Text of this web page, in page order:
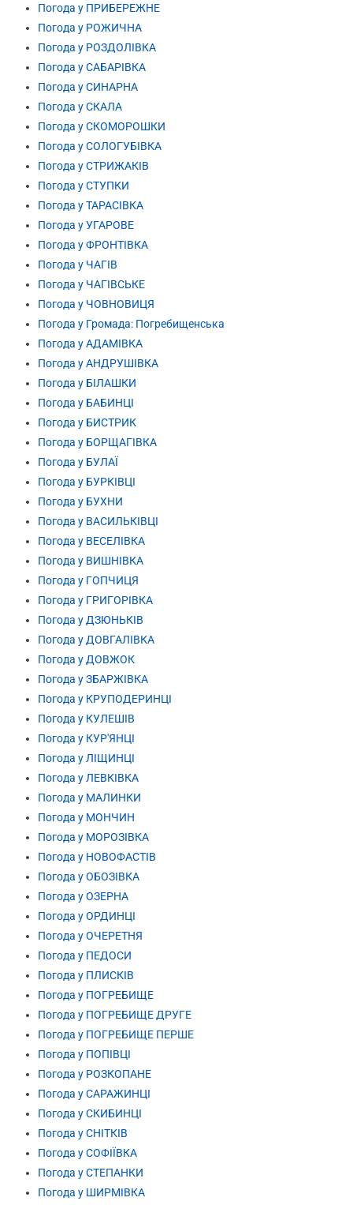
Погода у ПРИБЕРЕЖНЕ
Погода у РОЖИЧНА
Погода у РОЗДОЛІВКА
Погода у САБАРІВКА
Погода у СИНАРНА
Погода у СКАЛА
Погода у СКОМОРОШКИ
Погода у СОЛОГУБІВКА
Погода у СТРИЖАКІВ
Погода у СТУПКИ
Погода у ТАРАСІВКА
Погода у УГАРОВЕ
Погода у ФРОНТІВКА
Погода у ЧАГІВ
Погода у ЧАГІВСЬКЕ
Погода у ЧОВНОВИЦЯ
Погода у Громада: Погребищенська
Погода у АДАМІВКА
Погода у АНДРУШІВКА
Погода у БІЛАШКИ
Погода у БАБИНЦІ
Погода у БИСТРИК
Погода у БОРЩАГІВКА
Погода у БУЛАЇ
Погода у БУРКІВЦІ
Погода у БУХНИ
Погода у ВАСИЛЬКІВЦІ
Погода у ВЕСЕЛІВКА
Погода у ВИШНІВКА
Погода у ГОПЧИЦЯ
Погода у ГРИГОРІВКА
Погода у ДЗЮНЬКІВ
Погода у ДОВГАЛІВКА
Погода у ДОВЖОК
Погода у ЗБАРЖІВКА
Погода у КРУПОДЕРИНЦІ
Погода у КУЛЕШІВ
Погода у КУР'ЯНЦІ
Погода у ЛІЩИНЦІ
Погода у ЛЕВКІВКА
Погода у МАЛИНКИ
Погода у МОНЧИН
Погода у МОРОЗІВКА
Погода у НОВОФАСТІВ
Погода у ОБОЗІВКА
Погода у ОЗЕРНА
Погода у ОРДИНЦІ
Погода у ОЧЕРЕТНЯ
Погода у ПЕДОСИ
Погода у ПЛИСКІВ
Погода у ПОГРЕБИЩЕ
Погода у ПОГРЕБИЩЕ ДРУГЕ
Погода у ПОГРЕБИЩЕ ПЕРШЕ
Погода у ПОПІВЦІ
Погода у РОЗКОПАНЕ
Погода у САРАЖИНЦІ
Погода у СКИБИНЦІ
Погода у СНІТКІВ
Погода у СОФІЇВКА
Погода у СТЕПАНКИ
Погода у ШИРМІВКА